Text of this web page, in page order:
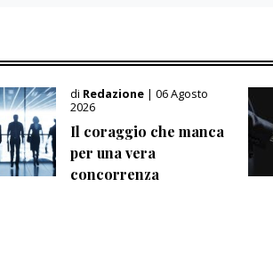
di Redazione | 06 Agosto
2026
Il coraggio che manca
per una vera
concorrenza